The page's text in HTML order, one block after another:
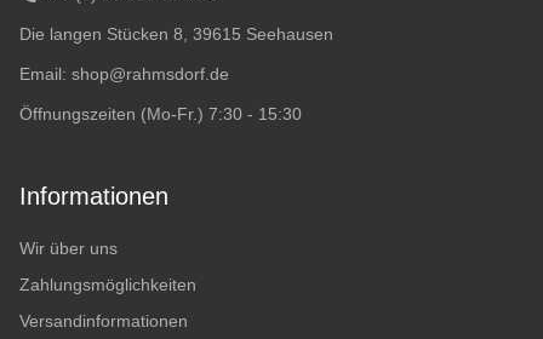
Die langen Stücken 8, 39615 Seehausen
Email: shop@rahmsdorf.de
Öffnungszeiten (Mo-Fr.) 7:30 - 15:30
Informationen
Wir über uns
Zahlungsmöglichkeiten
Versandinformationen